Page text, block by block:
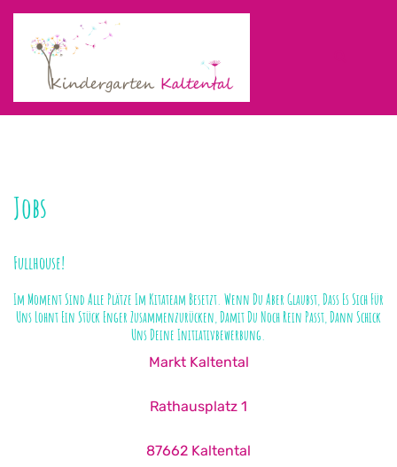
Zum
Inhalt
springen
Jobs
Fullhouse!
Im Moment Sind Alle Plätze Im Kitateam Besetzt. Wenn Du Aber Glaubst, Dass Es Sich Für
Uns Lohnt Ein Stück Enger Zusammenzurücken, Damit Du Noch Rein Passt, Dann Schick
Uns Deine Initiativbewerbung.
Markt Kaltental
Rathausplatz 1
87662 Kaltental